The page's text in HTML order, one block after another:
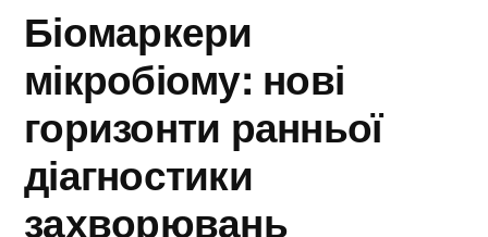
Біомаркери
мікробіому: нові
горизонти ранньої
діагностики
захворювань